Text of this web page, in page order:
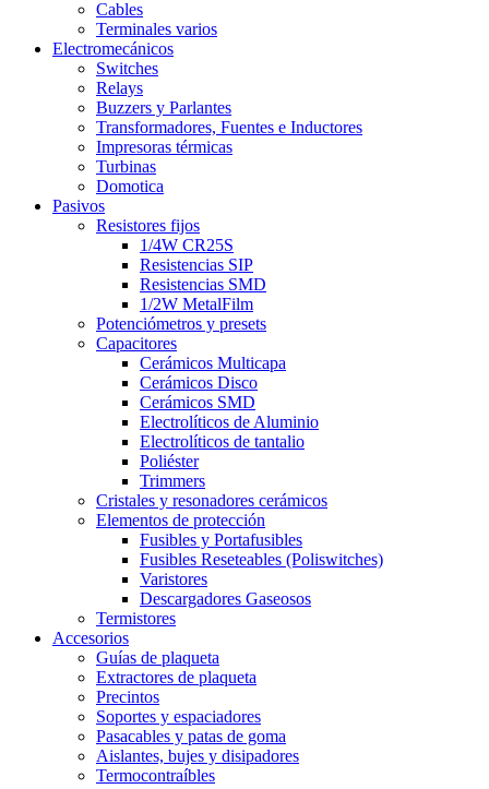
Cables
Terminales varios
Electromecánicos
Switches
Relays
Buzzers y Parlantes
Transformadores, Fuentes e Inductores
Impresoras térmicas
Turbinas
Domotica
Pasivos
Resistores fijos
1/4W CR25S
Resistencias SIP
Resistencias SMD
1/2W MetalFilm
Potenciómetros y presets
Capacitores
Cerámicos Multicapa
Cerámicos Disco
Cerámicos SMD
Electrolíticos de Aluminio
Electrolíticos de tantalio
Poliéster
Trimmers
Cristales y resonadores cerámicos
Elementos de protección
Fusibles y Portafusibles
Fusibles Reseteables (Poliswitches)
Varistores
Descargadores Gaseosos
Termistores
Accesorios
Guías de plaqueta
Extractores de plaqueta
Precintos
Soportes y espaciadores
Pasacables y patas de goma
Aislantes, bujes y disipadores
Termocontraíbles